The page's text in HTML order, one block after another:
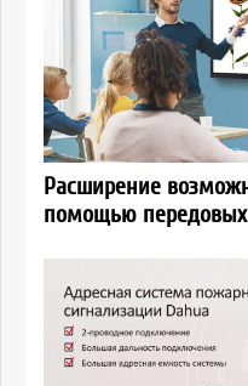
Расширение
помощью передовых